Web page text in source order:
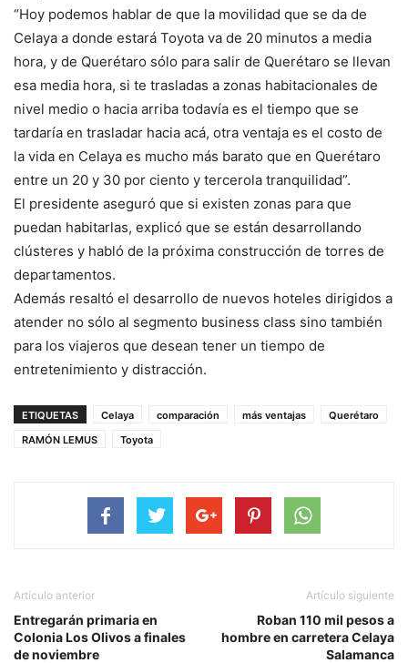
“Hoy podemos hablar de que la movilidad que se da de
Celaya a donde estará Toyota va de 20 minutos a media
hora, y de Querétaro sólo para salir de Querétaro se llevan
esa media hora, si te trasladas a zonas habitacionales de
nivel medio o hacia arriba todavía es el tiempo que se
tardaría en trasladar hacia acá, otra ventaja es el costo de
la vida en Celaya es mucho más barato que en Querétaro
entre un 20 y 30 por ciento y tercerola tranquilidad”.
El presidente aseguró que si existen zonas para que
puedan habitarlas, explicó que se están desarrollando
clústeres y habló de la próxima construcción de torres de
departamentos.
Además resaltó el desarrollo de nuevos hoteles dirigidos a
atender no sólo al segmento business class sino también
para los viajeros que desean tener un tiempo de
entretenimiento y distracción.
ETIQUETAS Celaya comparación más ventajas
Querétaro
RAMÓN LEMUS
Toyota
Artículo anterior
Entregarán primaria en
Colonia Los Olivos a finales
de noviembre
Artículo siguiente
Roban 110 mil pesos a
hombre en carretera Celaya
Salamanca